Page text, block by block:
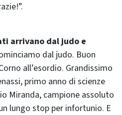
arrivano dal judo e
dal judo. Buon
all’esordio. Grandissimo
primo anno di scienze
Miranda, campione assoluto
lungo stop per infortunio. E